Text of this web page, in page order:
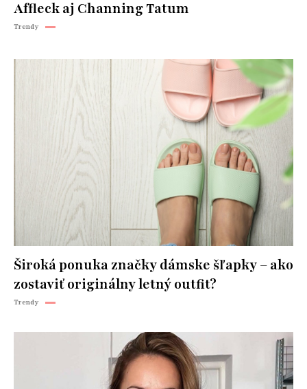
Affleck aj Channing Tatum
Trendy
Široká ponuka značky dámske šľapky – ako
zostaviť originálny letný outfit?
Trendy